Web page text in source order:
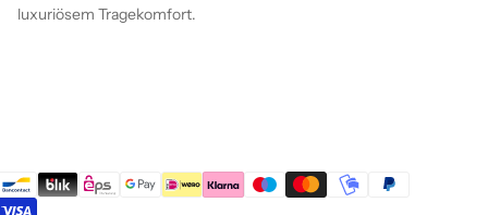
luxuriösem Tragekomfort.